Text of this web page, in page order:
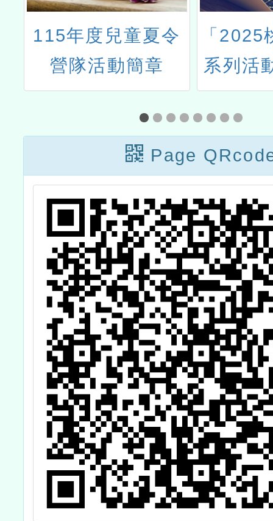
115年度兒童夏令
營隊活動簡章
「
系列活
海報及
Page